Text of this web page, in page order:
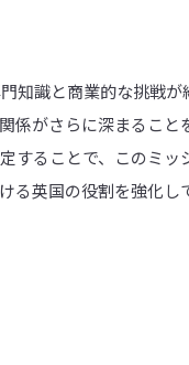
知識と商業的な挑戦
がさらに深まること
することで、このミッ
英国の役割を強化し